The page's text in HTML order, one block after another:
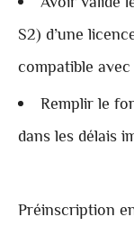
S2) d’une
compatible
Remplir le
dans les délais
Préinscription